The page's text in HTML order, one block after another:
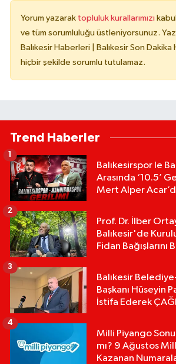
Yorum yazarak topluluk kurallarımızı
ve tüm sorumluluğu üstleniyorsunuz.
Balıkesir Haberleri | Balıkesir Son
hiçbir şekilde sorumlu tutulamaz.
Trend Haberler
Balıkesirspor le
Arasında ‘10.5’
Mert Alper
1
Prof. Dr. İlber
Balıkesir'de
Fidan Bağışlarını
2
Balıkesir
Başkanı Hüseyin Pastal
İstifa Ederek
3
Milli Piyango
mı? 9 Ağustos
Kazanan
4